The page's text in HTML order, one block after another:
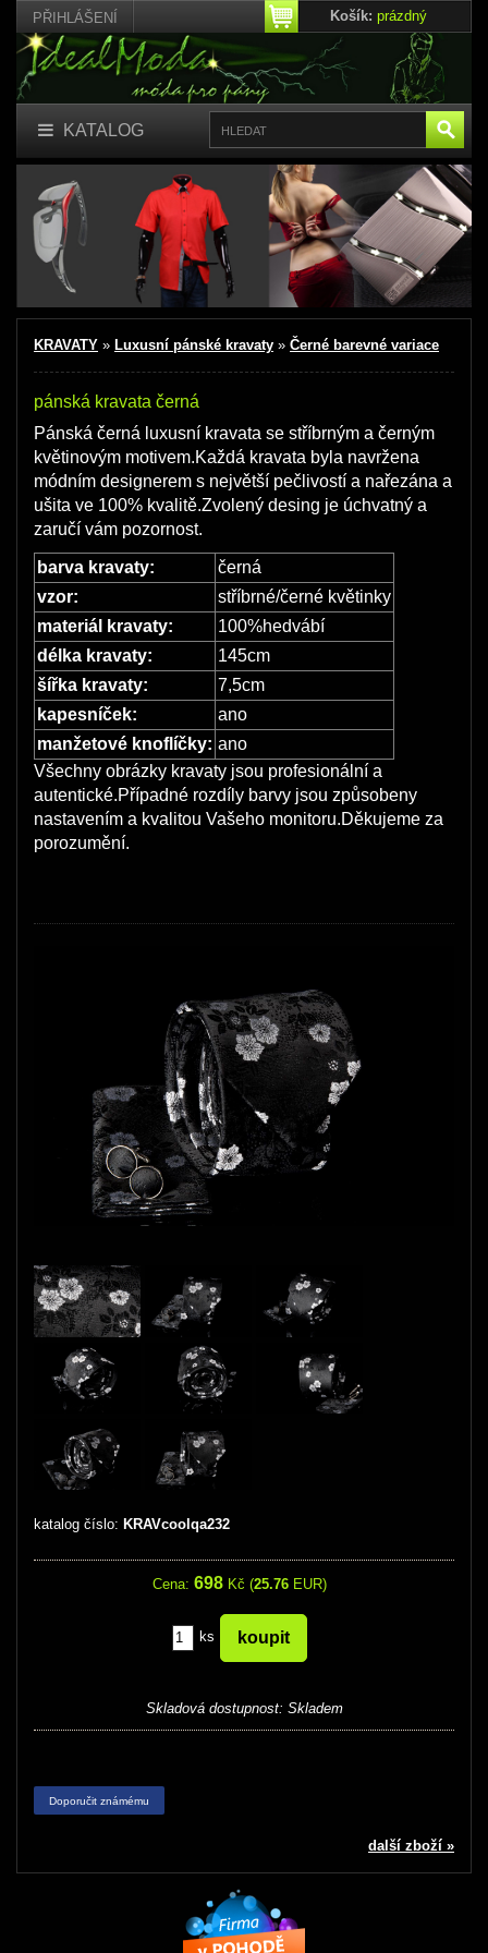
PŘIHLÁŠENÍ Košík: prázdný
KATALOG
KRAVATY » Luxusní pánské kravaty » Černé barevné variace
pánská kravata černá
Pánská černá luxusní kravata se stříbrným a černým
květinovým motivem.Každá kravata byla navržena
módním designerem s největší pečlivostí a nařezána a
ušita ve 100% kvalitě.Zvolený desing je úchvatný a
zaručí vám pozornost.
barva kravaty:
černá
vzor:
stříbrné/černé květinky
materiál kravaty:
100%hedvábí
délka kravaty:
145cm
šířka kravaty:
7,5cm
kapesníček:
ano
manžetové knoflíčky: ano
Všechny obrázky kravaty jsou profesionální a
autentické.Případné rozdíly barvy jsou způsobeny
nastavením a kvalitou Vašeho monitoru.Děkujeme za
porozumění.
katalog číslo: KRAVcoolqa232
Cena: 698 Kč (25.76 EUR)
ks
Skladová dostupnost: Skladem
Doporučit známému
další zboží »